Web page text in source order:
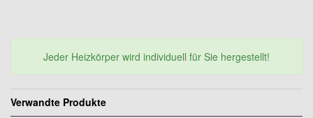
Jeder Heizkörper wird individuell für Sie hergestellt!
Verwandte Produkte